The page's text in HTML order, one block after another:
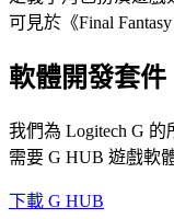
可見於《Final
軟體開發套件
我們為 Logitech G
需要 G HUB 遊戲軟
下載 G HUB